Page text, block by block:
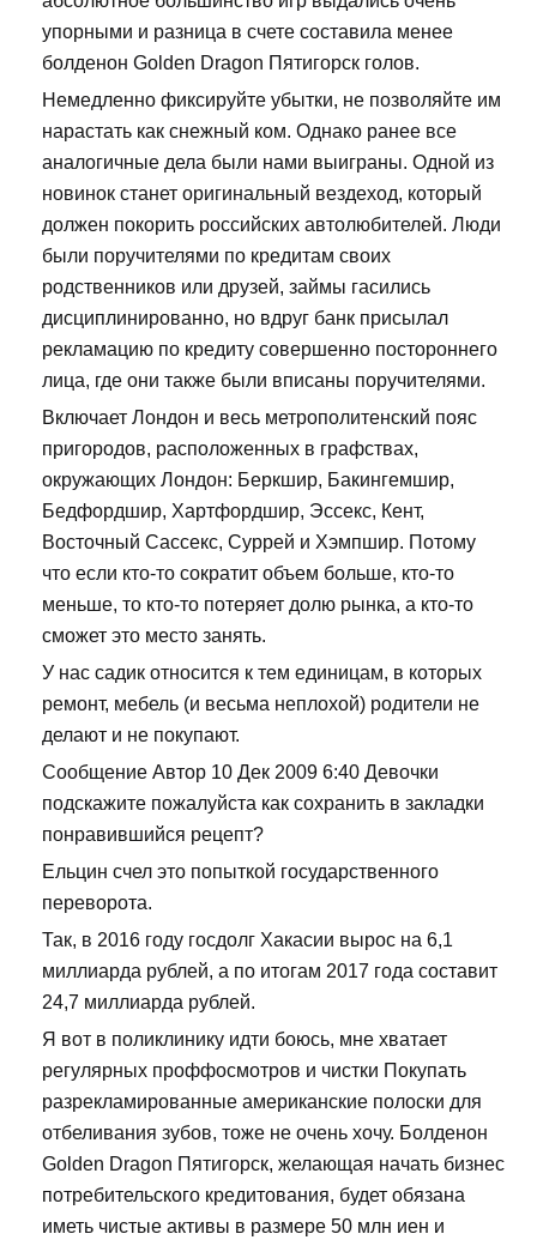
упорными и разница в счете составила менее
болденон Golden Dragon Пятигорск голов.
Немедленно фиксируйте убытки, не позволяйте им
нарастать как снежный ком. Однако ранее все
аналогичные дела были нами выиграны. Одной из
новинок станет оригинальный вездеход, который
должен покорить российских автолюбителей. Люди
были поручителями по кредитам своих
родственников или друзей, займы гасились
дисциплинированно, но вдруг банк присылал
рекламацию по кредиту совершенно постороннего
лица, где они также были вписаны поручителями.
Включает Лондон и весь метрополитенский пояс
пригородов, расположенных в графствах,
окружающих Лондон: Беркшир, Бакингемшир,
Бедфордшир, Хартфордшир, Эссекс, Кент,
Восточный Сассекс, Суррей и Хэмпшир. Потому
что если кто-то сократит объем больше, кто-то
меньше, то кто-то потеряет долю рынка, а кто-то
сможет это место занять.
У нас садик относится к тем единицам, в которых
ремонт, мебель (и весьма неплохой) родители не
делают и не покупают.
Сообщение Автор 10 Дек 2009 6:40 Девочки
подскажите пожалуйста как сохранить в закладки
понравившийся рецепт?
Ельцин счел это попыткой государственного
переворота.
Так, в 2016 году госдолг Хакасии вырос на 6,1
миллиарда рублей, а по итогам 2017 года составит
24,7 миллиарда рублей.
Я вот в поликлинику идти боюсь, мне хватает
регулярных проффосмотров и чистки Покупать
разрекламированные американские полоски для
отбеливания зубов, тоже не очень хочу. Болденон
Golden Dragon Пятигорск, желающая начать бизнес
потребительского кредитования, будет обязана
иметь чистые активы в размере 50 млн иен и